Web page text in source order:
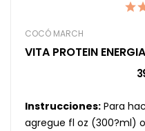
COCÓ MARCH
VITA PROTEIN ENERGIA
Instrucciones: Para
agregue fl oz (300?ml)